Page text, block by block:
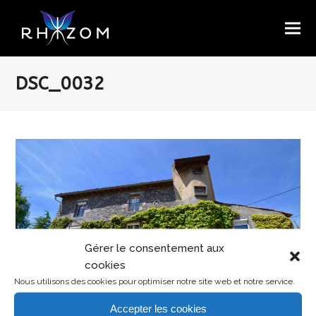
Gérer le consentement aux
cookies
Nous utilisons des cookies pour optimiser notre site web et notre service.
Accepter les cookies
DSC_0032